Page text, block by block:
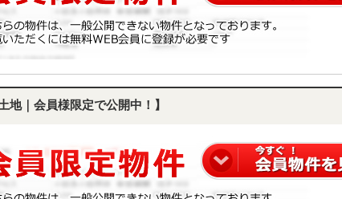
地｜会員様限定で公開中！】